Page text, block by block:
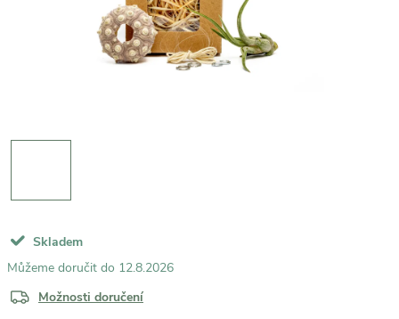
Skladem
12.8.2026
Možnosti doručení